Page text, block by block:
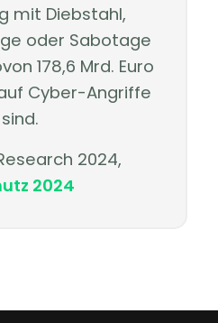
mit Diebstahl,
oder Sabotage
178,6 Mrd. Euro
Cyber-Angriffe
2024,
2024